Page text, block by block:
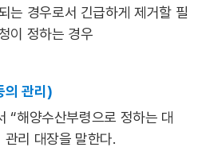
는 경우로서 긴급하게 제거할 필
이 정하는 경우
의 관리)
해양수산부령으로 정하는 대
관리 대장을 말한다.